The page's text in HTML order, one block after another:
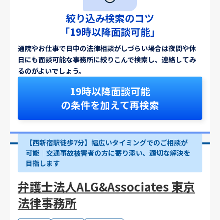
絞り込み検索のコツ
「19時以降面談可能」
通院やお仕事で日中の法律相談がしづらい場合は夜間や休
日にも面談可能な事務所に絞りこんで検索し、連絡してみ
るのがよいでしょう。
19時以降面談可能
の条件を加えて再検索
【西新宿駅徒歩7分】幅広いタイミングでのご相談が
可能｜交通事故被害者の方に寄り添い、適切な解決を
目指します
弁護士法人ALG&Associates 東京
法律事務所